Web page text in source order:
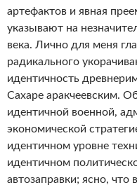
артефактов и явная
указывают на
века. Лично для меня
радикального
идентичность
Сахаре аракчеевским.
идентичной военной,
экономической
идентичном уровне
идентичном
автозаправки; ясно, что